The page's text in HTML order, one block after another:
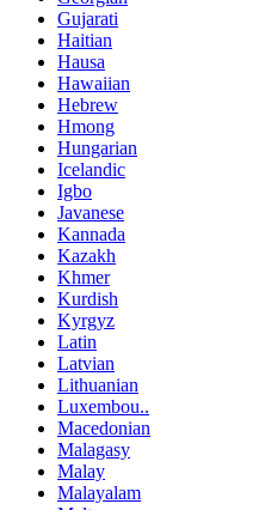
Gujarati
Haitian
Hausa
Hawaiian
Hebrew
Hmong
Hungarian
Icelandic
Igbo
Javanese
Kannada
Kazakh
Khmer
Kurdish
Kyrgyz
Latin
Latvian
Lithuanian
Luxembou..
Macedonian
Malagasy
Malay
Malayalam